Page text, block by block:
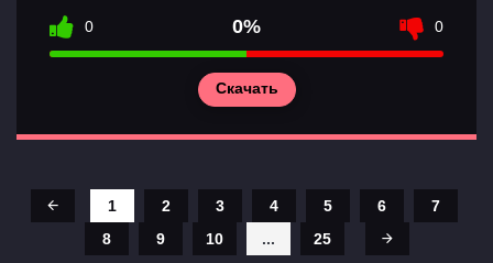
0 0% 0
Скачать
1 2 3 4 5 6
7
8
9 10 ... 25